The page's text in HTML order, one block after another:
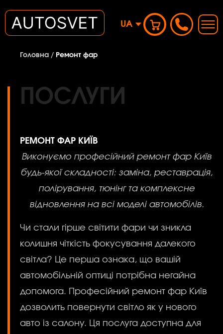
UA
Головна / Ремонт фар
ПОСЛУГИ
РЕМОНТ ФАР КИЇВ
Виконуємо професійний ремонт фар Київ
будь-якої складності: заміна, реставрація,
полірування, тюнінг та комплексне
відновлення на всі моделі автомобілів.
Чи стали гірше світити фари чи зникла
колишня чіткість фокусування далекого
світла? Це перша ознака, що вашій
автомобільній оптиці потрібна негайна
допомога. Професійний ремонт фар Київ
дозволить повернути світло як у нового
авто із салону. Ця послуга доступна для